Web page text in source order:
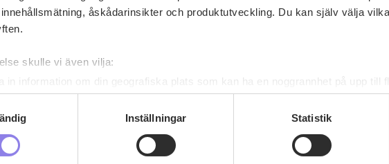
åskådarinsikter och produktutveckling. Du kan själv välja
skulle vi även vilja:
in information om din geografiska plats som kan ha en noggrannhet på upp till
din enhet genom att aktivt skanna den för specifika kännetecken
om hur dina personliga uppgifter behandlas och ställ in dina preferenser i
ditt samtycke när som helst från cookie-förklaringen.
Inställningar Statistik
Viner vi tror du gillar